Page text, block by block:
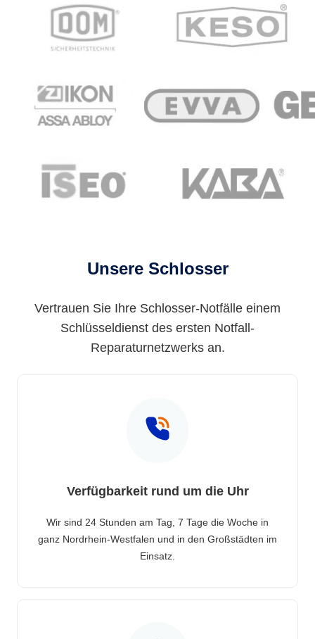
Unsere Schlosser
Vertrauen Sie Ihre Schlosser-Notfälle einem
Schlüsseldienst des ersten Notfall-
Reparaturnetzwerks an.
Verfügbarkeit rund um die Uhr
Wir sind 24 Stunden am Tag, 7 Tage die Woche in
ganz Nordrhein-Westfalen und in den Großstädten im
Einsatz.